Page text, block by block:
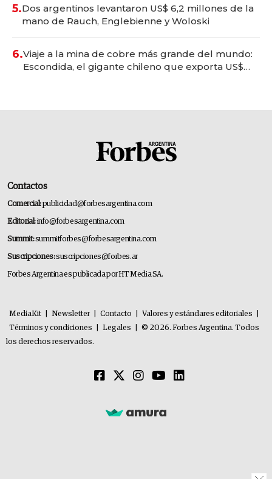
5.Dos argentinos levantaron US$ 6,2 millones de la
mano de Rauch, Englebienne y Woloski
6.Viaje a la mina de cobre más grande del mundo:
Escondida, el gigante chileno que exporta US$
Contactos
Comercial:publicidad@forbesargentina.com
Editorial:info@forbesargentina.com
Summit:summitforbes@forbesargentina.com
Suscripciones:suscripciones@forbes.ar
Forbes Argentina es publicada por HT Media SA.
MediaKit Newsletter Contacto Valores y estándares editoriales
Términos y condiciones
Legales
© 2026. Forbes Argentina. Todos
los derechos reservados.